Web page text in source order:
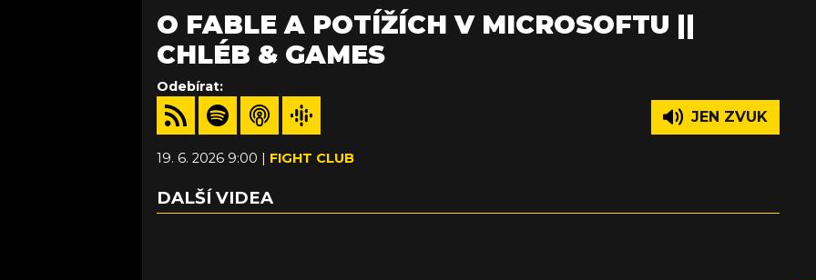
O FABLE A POTÍŽÍCH V MICROSOFTU ||
CHLÉB & GAMES
Odebírat:
JEN ZVUK
19. 6. 2026 9:00 | FIGHT CLUB
DALŠÍ VIDEA